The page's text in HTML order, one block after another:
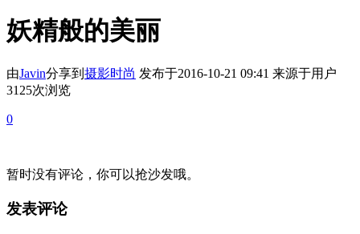
妖精般的美丽
由Javin分享到 摄影时尚 发布于2016-10-21 09:41 来源于用户
3125次浏览
0
暂时没有评论，你可以抢沙发哦。
发表评论